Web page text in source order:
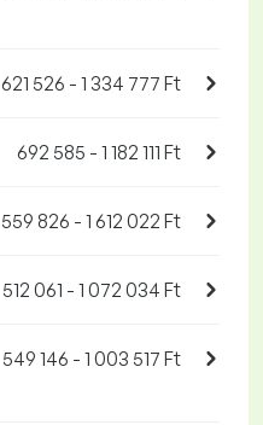
621 526 - 1 334 777 Ft
692 585 - 1 182 111 Ft
559 826 - 1 612 022 Ft
512 061 - 1 072 034 Ft
549 146 - 1 003 517 Ft